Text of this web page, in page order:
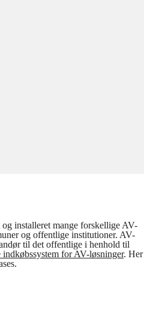
installeret mange forskellige AV-
og offentlige institutioner. AV-
til det offentlige i henhold til
for AV-løsninger. Her